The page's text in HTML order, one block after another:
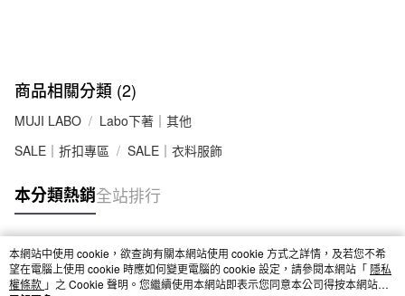
商品相關分類 (2)
MUJI LABO
Labo下著｜其他
SALE｜折扣專區
SALE｜衣料服飾
本分類熱銷全站排行
熱門標籤
本網站中使用 cookie，欲查詢有關本網站使用 cookie 方式之詳情，及若您不希
望在電腦上使用 cookie 時應如何變更電腦的 cookie 設定，請參閱本網站「 隱私
權條款 」之 Cookie 聲明。您繼續使用本網站即表示您同意本公司得按本網站使